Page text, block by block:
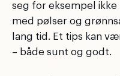
seg for eksempel
med pølser og
lang tid. Et tips kan
– både sunt og godt.